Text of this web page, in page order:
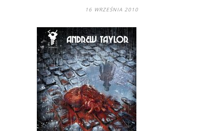
16 WRZEŚNIA 2010